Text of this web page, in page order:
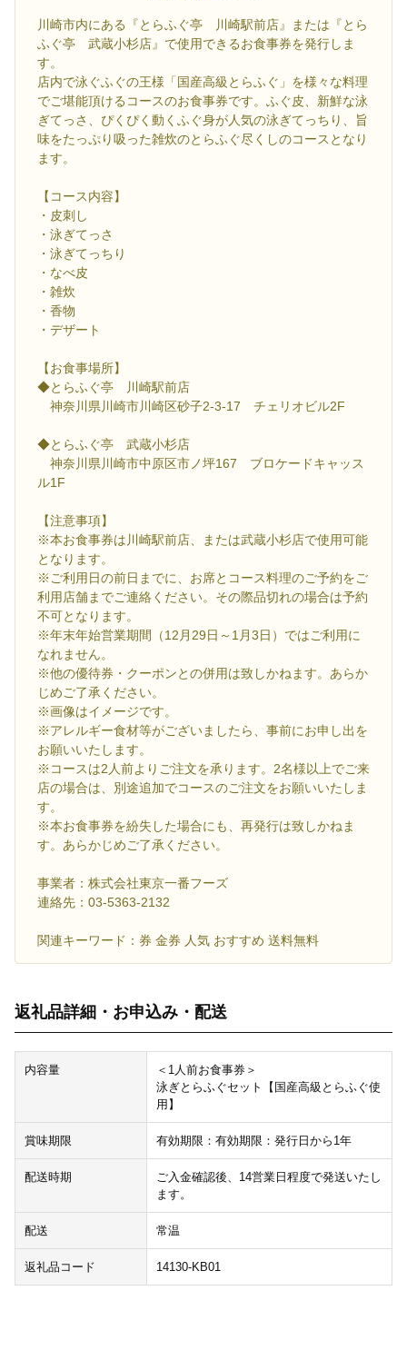
川崎市内にある『とらふぐ亭 川崎駅前店』または『とら
ふぐ亭 武蔵小杉店』で使用できるお食事券を発行しま
す。
店内で泳ぐふぐの王様「国産高級とらふぐ」を様々な料理
でご堪能頂けるコースのお食事券です。ふぐ皮、新鮮な泳
ぎてっさ、ぴくぴく動くふぐ身が人気の泳ぎてっちり、旨
味をたっぷり吸った雑炊のとらふぐ尽くしのコースとなり
ます。
【コース内容】
・皮刺し
・泳ぎてっさ
・泳ぎてっちり
・なべ皮
・雑炊
・香物
・デザート
【お食事場所】
◆とらふぐ亭 川崎駅前店
神奈川県川崎市川崎区砂子2-3-17 チェリオビル2F
◆とらふぐ亭 武蔵小杉店
神奈川県川崎市中原区市ノ坪167 ブロケードキャッス
ル1F
【注意事項】
※本お食事券は川崎駅前店、または武蔵小杉店で使用可能
となります。
※ご利用日の前日までに、お席とコース料理のご予約をご
利用店舗までご連絡ください。その際品切れの場合は予約
不可となります。
※年末年始営業期間（12月29日～1月3日）ではご利用に
なれません。
※他の優待券・クーポンとの併用は致しかねます。あらか
じめご了承ください。
※画像はイメージです。
※アレルギー食材等がございましたら、事前にお申し出を
お願いいたします。
※コースは2人前よりご注文を承ります。2名様以上でご来
店の場合は、別途追加でコースのご注文をお願いいたしま
す。
※本お食事券を紛失した場合にも、再発行は致しかねま
す。あらかじめご了承ください。
事業者：株式会社東京一番フーズ
連絡先：03-5363-2132
関連キーワード：券 金券 人気 おすすめ 送料無料
返礼品詳細・お申込み・配送
内容量
＜1人前お食事券＞
泳ぎとらふぐセット【国産高級とらふぐ使
用】
賞味期限 有効期限：有効期限：発行日から1年
配送時期
ご入金確認後、14営業日程度で発送いたし
ます。
配送 常温
返礼品コード 14130-KB01